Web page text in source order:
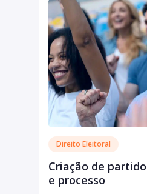
Direito Eleitoral
Criação de
e processo